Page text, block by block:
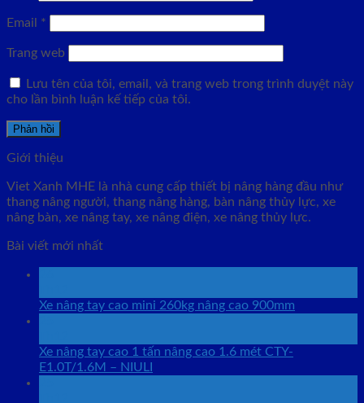
Email *
Trang web
Lưu tên của tôi, email, và trang web trong trình duyệt này
cho lần bình luận kế tiếp của tôi.
Giới thiệu
Viet Xanh MHE là nhà cung cấp thiết bị nâng hàng đầu như
thang nâng người, thang nâng hàng, bàn nâng thủy lực, xe
nâng bàn, xe nâng tay, xe nâng điện, xe nâng thủy lực.
Bài viết mới nhất
Xe nâng tay cao mini 260kg nâng cao 900mm
Xe nâng tay cao 1 tấn nâng cao 1.6 mét CTY-
E1.0T/1.6M – NIULI